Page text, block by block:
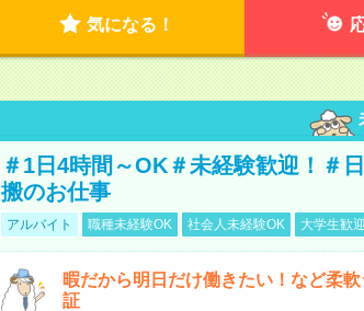
気になる！
＃1日4時間～OK＃未経験歓迎！＃
搬のお仕事
アルバイト 職種未経験OK 社会人未経験OK 大学生歓迎
暇だから明日だけ働きたい！など柔
証